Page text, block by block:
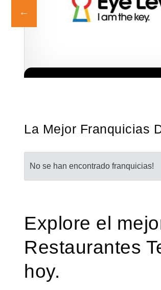
La Mejor Franquicias
No se han encontrado franquicias!
Explore el
Restaurantes
hoy.